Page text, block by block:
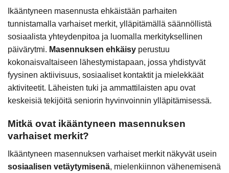
Ikääntyneen masennusta ehkäistään parhaiten
tunnistamalla varhaiset merkit, ylläpitämällä säännöllistä
sosiaalista yhteydenpitoa ja luomalla merkityksellinen
päivärytmi. Masennuksen ehkäisy perustuu
kokonaisvaltaiseen lähestymistapaan, jossa yhdistyvät
fyysinen aktiivisuus, sosiaaliset kontaktit ja mielekkäät
aktiviteetit. Läheisten tuki ja ammattilaisten apu ovat
keskeisiä tekijöitä seniorin hyvinvoinnin ylläpitämisessä.
Mitkä ovat ikääntyneen masennuksen
varhaiset merkit?
Ikääntyneen masennuksen varhaiset merkit näkyvät usein
sosiaalisen vetäytymisenä, mielenkiinnon vähenemisenä